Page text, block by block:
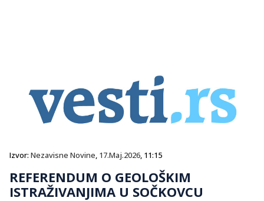
Izvor: Nezavisne Novine, 17.Maj.2026, 11:15
REFERENDUM O GEOLOŠKIM
ISTRAŽIVANJIMA U SOČKOVCU